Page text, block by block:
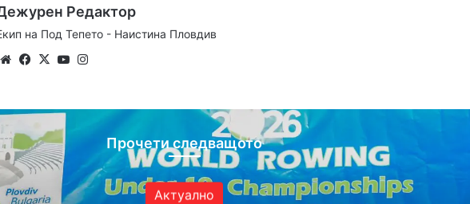
Редактор
на Под Тепето - Наистина Пловдив
WebsiteFacebook
X YouTube
Прочети следващото
Актуално